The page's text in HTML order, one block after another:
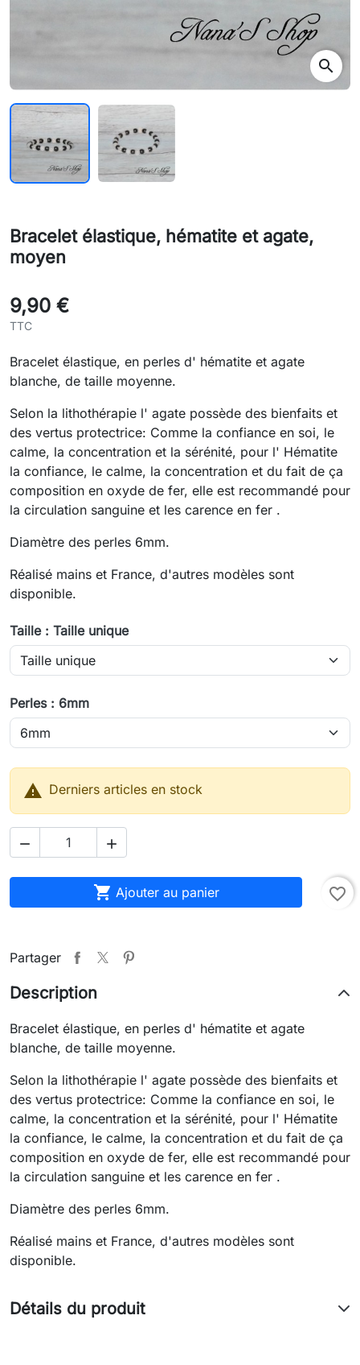
Bracelet élastique, hématite et agate,
moyen
9,90 €
TTC
Bracelet élastique, en perles d' hématite et agate
blanche, de taille moyenne.
Selon la lithothérapie l' agate possède des bienfaits et
des vertus protectrice: Comme la confiance en soi, le
calme, la concentration et la sérénité, pour l' Hématite
la confiance, le calme, la concentration et du fait de ça
composition en oxyde de fer, elle est recommandé pour
la circulation sanguine et les carence en fer .
Diamètre des perles 6mm.
Réalisé mains et France, d'autres modèles sont
disponible.
Taille : Taille unique
Perles : 6mm
 Derniers articles en stock
 
 Ajouter au panier favorite_border
Partager
Description
Bracelet élastique, en perles d' hématite et agate
blanche, de taille moyenne.
Selon la lithothérapie l' agate possède des bienfaits et
des vertus protectrice: Comme la confiance en soi, le
calme, la concentration et la sérénité, pour l' Hématite
la confiance, le calme, la concentration et du fait de ça
composition en oxyde de fer, elle est recommandé pour
la circulation sanguine et les carence en fer .
Diamètre des perles 6mm.
Réalisé mains et France, d'autres modèles sont
disponible.
Détails du produit